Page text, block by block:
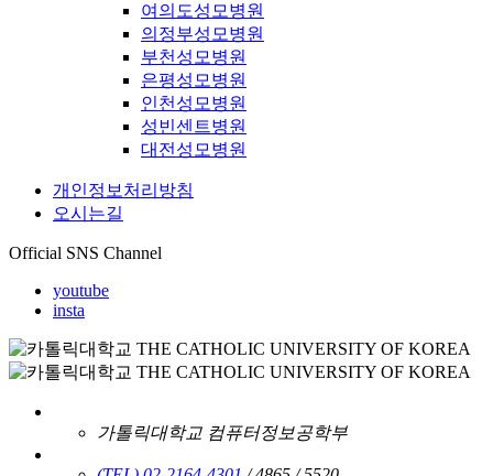
여의도성모병원
의정부성모병원
부천성모병원
은평성모병원
인천성모병원
성빈센트병원
대전성모병원
개인정보처리방침
오시는길
Official SNS Channel
youtube
insta
가톨릭대학교 컴퓨터정보공학부